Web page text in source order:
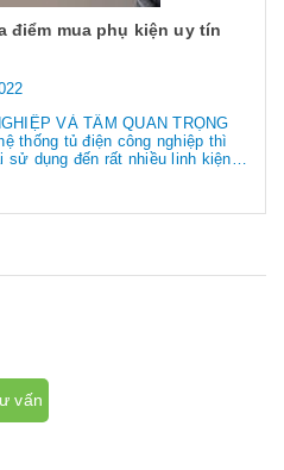
điểm mua phụ kiện uy tín
VÀ TẦM QUAN TRỌNG
thống tủ điện công nghiệp thì
sử dụng đến rất nhiều linh kiện
Vậy các loại phụ kiện tủ điện
Chúng có tác dụng như thế
vấn